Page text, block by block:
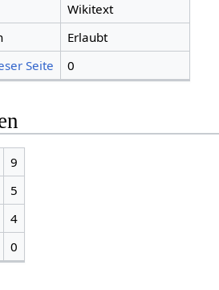
Wikitext
Erlaubt
Seite
0
9
5
4
0